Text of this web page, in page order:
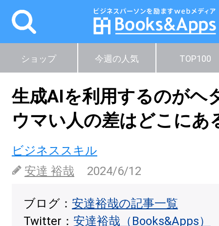
ショップ 今週の人気 TOP100
生成AIを利用するのがヘ
ウマい人の差はどこにあ
ビジネススキル
安達 裕哉
2024/6/12
ブログ： 安達裕哉の記事一覧
Twitter： 安達裕哉（Books&Apps）